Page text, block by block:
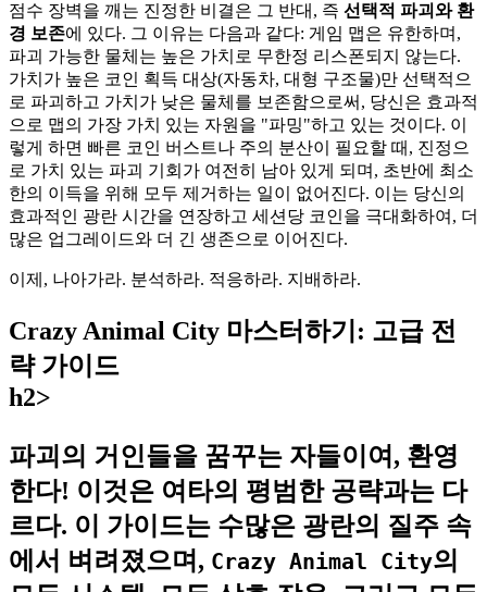
점수 장벽을 깨는 진정한 비결은 그 반대, 즉 선택적 파괴와 환
경 보존에 있다. 그 이유는 다음과 같다: 게임 맵은 유한하며,
파괴 가능한 물체는 높은 가치로 무한정 리스폰되지 않는다.
가치가 높은 코인 획득 대상(자동차, 대형 구조물)만 선택적으
로 파괴하고 가치가 낮은 물체를 보존함으로써, 당신은 효과적
으로 맵의 가장 가치 있는 자원을 "파밍"하고 있는 것이다. 이
렇게 하면 빠른 코인 버스트나 주의 분산이 필요할 때, 진정으
로 가치 있는 파괴 기회가 여전히 남아 있게 되며, 초반에 최소
한의 이득을 위해 모두 제거하는 일이 없어진다. 이는 당신의
효과적인 광란 시간을 연장하고 세션당 코인을 극대화하여, 더
많은 업그레이드와 더 긴 생존으로 이어진다.
이제, 나아가라. 분석하라. 적응하라. 지배하라.
Crazy Animal City 마스터하기: 고급 전
략 가이드
h2>
파괴의 거인들을 꿈꾸는 자들이여, 환영
한다! 이것은 여타의 평범한 공략과는 다
르다. 이 가이드는 수많은 광란의 질주 속
에서 벼려졌으며, Crazy Animal City의